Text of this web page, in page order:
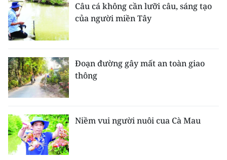
Câu cá không cần lưỡi câu, sáng tạo
của người miền Tây
Đoạn đường gây mất an toàn giao
thông
Niềm vui người nuôi cua Cà Mau